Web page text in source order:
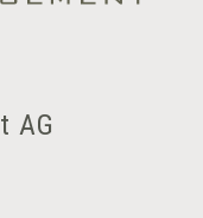
AG